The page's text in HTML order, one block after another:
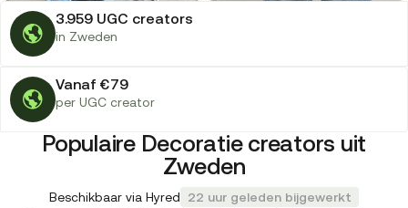
3.959 UGC creators
in Zweden
Vanaf €79
per UGC creator
Populaire Decoratie creators uit
Zweden
Beschikbaar via Hyred 22 uur geleden bijgewerkt